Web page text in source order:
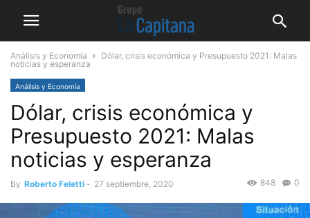
Análisis y Economía
Dólar, crisis económica y Presupuesto 2021: Malas
noticias y esperanza
Análisis y Economía
Dólar, crisis económica y
Presupuesto 2021: Malas
noticias y esperanza
By Roberto Feletti - 27 septiembre, 2020 0
848